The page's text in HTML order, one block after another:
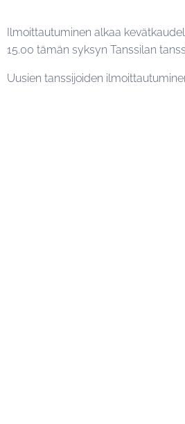
Ilmoittautuminen alkaa
15.00 tämän syksyn Tanssilan
Uusien tanssijoiden